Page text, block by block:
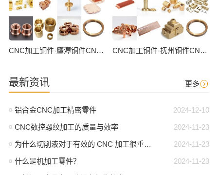
CNC加工铜件-鹰潭铜件CNC批量加工 CNC加工铜件-抚州铜件CNC批量加工
最新资讯 更多
2024-12-10
铝合金CNC加工精密零件
2024-11-23
CNC数控螺纹加工的质量与效率
2024-11-23
为什么切削液对于有效的 CNC 加工很重要？
2024-11-23
什么是机加工零件？